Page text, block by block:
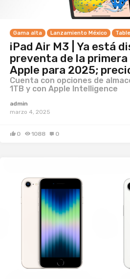
Gama alta Lanzamiento México
iPad Air M3 | Ya está
preventa de la
Apple para 2025;
Cuenta con opciones de
1TB y con Apple Intelligence
admin
marzo 4, 2025
0 1088 0